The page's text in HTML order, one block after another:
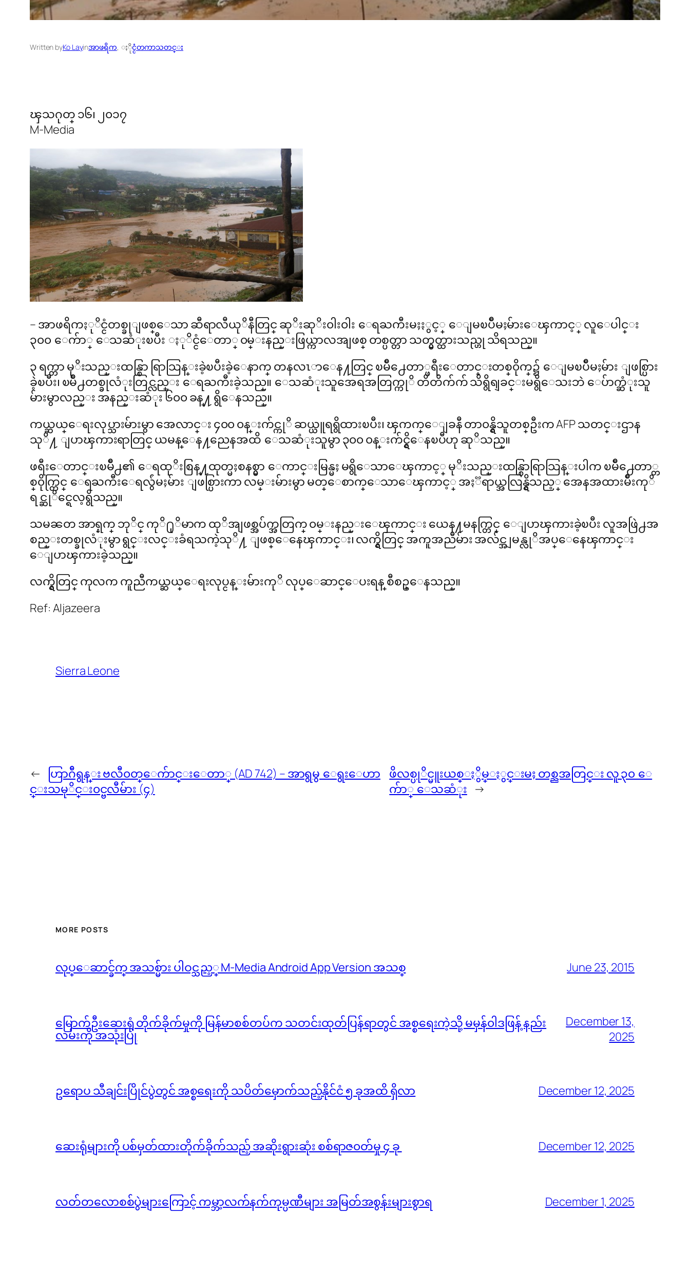
Written byKo Layinအာဖရိက, ႏိုင္ငံတကာသတင္း
ၾသဂုတ္ ၁၆၊ ၂၀၁၇
M-Media
– အာဖရိကႏုိင္ငံတစ္ခုျဖစ္ေသာ ဆီရာလီယုိနီတြင္ ဆုိးဆုိး၀ါး၀ါး ေရႀကီးမႈႏွင့္ ေျမၿပိဳမႈမ်ားေၾကာင့္ လူေပါင္း
၃၀၀ ေက်ာ္ ေသဆံုးၿပီး ႏုိင္ငံေတာ္ ၀မ္းနည္းဖြယ္ကာလအျဖစ္ တစ္ပတ္တာ သတ္မွတ္ထားသည္ဟု သိရသည္။
၃ ရက္တာ မုိးသည္းထန္စြာ ရြာသြန္းခဲ့ၿပီးခဲ့ေနာက္ တနလၤာေန႔တြင္ ၿမိဳ႕ေတာ္ဖရီးေတာင္းတစ္၀ိုက္၌ ေျမၿပိဳမႈမ်ား ျဖစ္ပြား
ခဲ့ၿပီး၊ ၿမိဳ႕တစ္ခုလံုးတြင္လည္း ေရႀကီးခဲ့သည္။ ေသဆံုးသူအေရအတြက္ကုိ တိတိက်က် သိရွိရျခင္းမရွိေသးဘဲ ေပ်ာက္ဆံုးသူ
မ်ားမွာလည္း အနည္းဆံုး ၆၀၀ ခန္႔ ရွိေနသည္။
ကယ္ဆယ္ေရးလုပ္သားမ်ားမွာ အေလာင္း ၄၀၀ ၀န္းက်င္ကုိ ဆယ္ယူရရွိထားၿပီး၊ ၾကက္ေျခနီ တာ၀န္ရွိသူတစ္ဦးက AFP သတင္းဌာန
သုိ႔ ျပာၾကားရာတြင္ ယမန္ေန႔ညေနအထိ ေသဆံုးသူမွာ ၃၀၀ ၀န္းက်င္ရွိေနၿပီဟု ဆုိသည္။
ဖရီးေတာင္းၿမိဳ႕၏ ေရထုိးစြန္႔ထုတ္မႈစနစ္မွာ ေကာင္းမြန္မႈ မရွိေသာေၾကာင့္ မုိးသည္းထန္စြာရြာသြန္းပါက ၿမိဳ႕ေတာ္တ
စ္၀ိုက္တြင္ ေရႀကီးေရလွ်ံမႈမ်ား ျဖစ္ပြားကာ လမ္းမ်ားမွာ မတ္ေစာက္ေသာေၾကာင့္ အႏၱရာယ္အလြန္ရွိသည့္ အေနအထားမ်ိဳးကုိ
ရင္ဆုိင္ရေလ့ရွိသည္။
သမၼတ အာရ္နက္ ဘုိင္ ကုိ႐ုိမာက ထုိအျဖစ္အပ်က္အတြက္ ၀မ္းနည္းေၾကာင္း ယေန႔မနက္တြင္ ေျပာၾကားခဲ့ၿပီး လူအဖြဲ႕အ
စည္းတစ္ခုလံုးမွာ ရွင္းလင္းခံရသကဲ့သုိ႔ ျဖစ္ေနေၾကာင္း၊ လက္ရွိတြင္ အကူအညီမ်ား အလ်င္အျမန္လုိအပ္ေနေၾကာင္း
ေျပာၾကားခဲ့သည္။
လက္ရွိတြင္ ကုလက ကူညီကယ္ဆယ္ေရးလုပ္ငန္းမ်ားကုိ လုပ္ေဆာင္ေပးရန္ စီစဥ္ေနသည္။
Ref: Aljazeera
Sierra Leone
← ဟြာဂ်ီရွန္း ဗလီ၀တ္ေက်ာင္းေတာ္ (AD 742) – အာရွမွ ေရွးေဟာ
င္းသမုိင္း၀င္ဗလီမ်ား (၄)
ဖိလစ္ပုိင္မူးယစ္ႏွိမ္ႏွင္းမႈ တစ္ညအတြင္း လူ ၃၀ ေ
က်ာ္ ေသဆံုး →
MORE POSTS
လုပ္ေဆာင္ခ်က္ အသစ္မ်ား ပါဝင္သည့္ M-Media Android App Version အသစ္ June 23, 2015
မြောက်ဦးဆေးရုံ တိုက်ခိုက်မှုကို မြန်မာစစ်တပ်က သတင်းထုတ်ပြန်ရာတွင် အစ္စရေးကဲ့သို့ မမှန်၀ါဒဖြန့် နည်း
လမ်းကို အသုံးပြု
December 13,
2025
ဥရောပ သီချင်းပြိုင်ပွဲတွင် အစ္စရေးကို သပိတ်မှောက်သည့်နိုင်ငံ ၅ ခုအထိ ရှိလာ December 12, 2025
ဆေးရုံများကို ပစ်မှတ်ထားတိုက်ခိုက်သည့် အဆိုးရွားဆုံး စစ်ရာဇ၀တ်မှု ၄ ခု December 12, 2025
လတ်တလောစစ်ပွဲများကြောင့် ကမ္ဘာ့လက်နက်ကုမ္ပဏီများ အမြတ်အစွန်းများစွာရ December 1, 2025